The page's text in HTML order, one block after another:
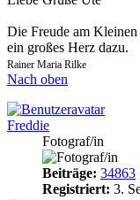
Die Freude am Kleinen
ein großes Herz dazu.
Rainer Maria Rilke
Nach oben
Freddie
Fotograf/in
Beiträge: 34863
Registriert: 3.